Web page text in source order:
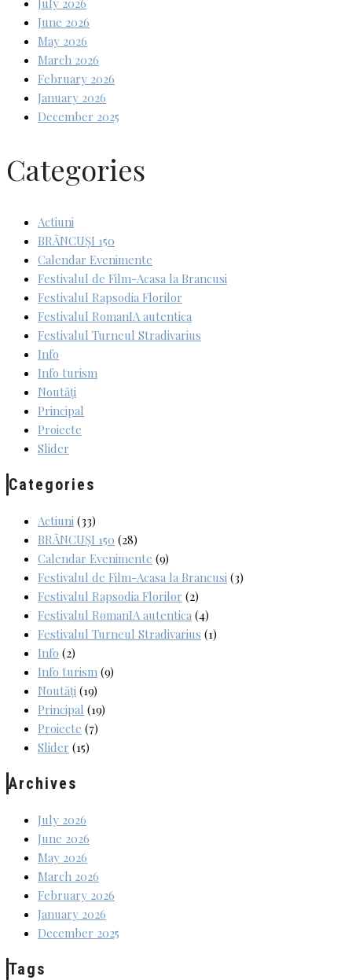
July 2026
June 2026
May 2026
March 2026
February 2026
January 2026
December 2025
Categories
Actiuni
BRÂNCUȘI 150
Calendar Evenimente
Festivalul de Film-Acasa la Brancusi
Festivalul Rapsodia Florilor
Festivalul RomanIA autentica
Festivalul Turneul Stradivarius
Info
Info turism
Noutăți
Principal
Proiecte
Slider
Categories
Actiuni (33)
BRÂNCUȘI 150 (28)
Calendar Evenimente (9)
Festivalul de Film-Acasa la Brancusi (3)
Festivalul Rapsodia Florilor (2)
Festivalul RomanIA autentica (4)
Festivalul Turneul Stradivarius (1)
Info (2)
Info turism (9)
Noutăți (19)
Principal (19)
Proiecte (7)
Slider (15)
Archives
July 2026
June 2026
May 2026
March 2026
February 2026
January 2026
December 2025
Tags